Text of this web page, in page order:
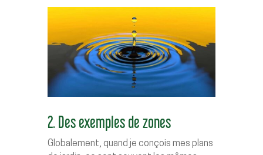
2. Des exemples de zones
Globalement, quand je conçois mes plans